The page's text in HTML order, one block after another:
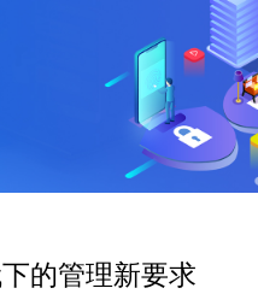
的管理新要求